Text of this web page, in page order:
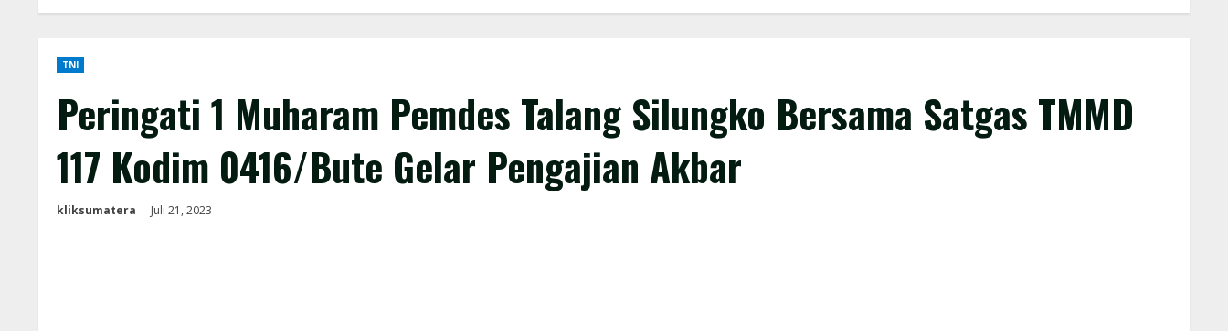
TNI
Peringati 1 Muharam Pemdes Talang Silungko Bersama Satgas TMMD
117 Kodim 0416/Bute Gelar Pengajian Akbar
kliksumatera Juli 21, 2023